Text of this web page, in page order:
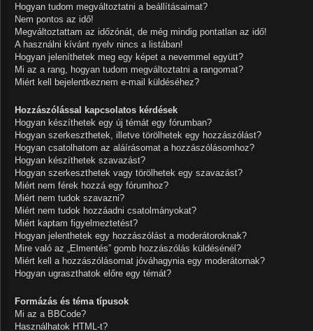
Hogyan tudom megváltoztatni a beállításaimat?
Nem pontos az idő!
Megváltoztattam az időzónát, de még mindig pontatlan az idő!
A használni kívánt nyelv nincs a listában!
Hogyan jeleníthetek meg egy képet a nevemmel együtt?
Mi az a rang, hogyan tudom megváltoztatni a rangomat?
Miért kell bejelentkeznem e-mail küldéséhez?
Hozzászólással kapcsolatos kérdések
Hogyan készíthetek egy új témát egy fórumban?
Hogyan szerkeszthetek, illetve törölhetek egy hozzászólást?
Hogyan csatolhatom az aláírásomat a hozzászólásomhoz?
Hogyan készíthetek szavazást?
Hogyan szerkeszthetek vagy törölhetek egy szavazást?
Miért nem férek hozzá egy fórumhoz?
Miért nem tudok szavazni?
Miért nem tudok hozzáadni csatolmányokat?
Miért kaptam figyelmeztetést?
Hogyan jelenthetek egy hozzászólást a moderátoroknak?
Mire való az „Elmentés” gomb hozzászólás küldésénél?
Miért kell a hozzászólásomat jóváhagynia egy moderátornak?
Hogyan ugraszthatok előre egy témát?
Formázás és téma típusok
Mi az a BBCode?
Használhatok HTML-t?